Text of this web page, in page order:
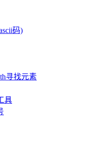
码)
寻找元素
具